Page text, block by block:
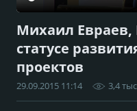
Михаил
статусе
проектов
29.09.2015 11:14 3,4